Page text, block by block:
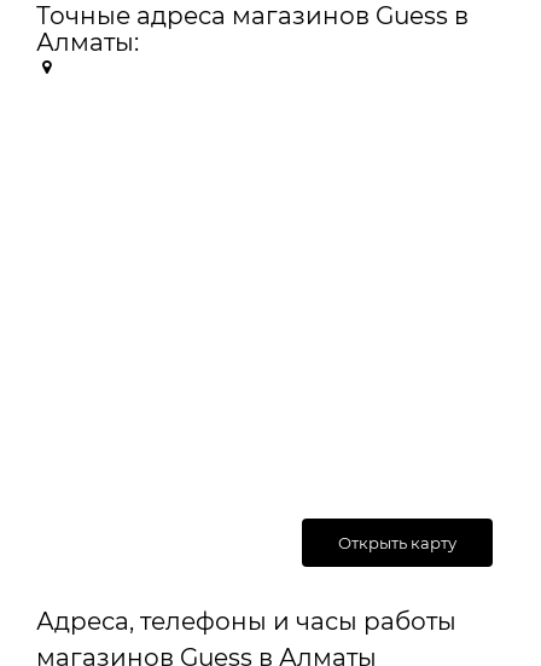
Точные адреса магазинов Guess в
Алматы:
Открыть карту
Адреса, телефоны и часы работы
магазинов Guess в Алматы